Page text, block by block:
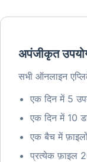
अपंजीकृत
सभी ऑनलाइन
एक दिन में 5
एक दिन में 10
एक बैच में
प्रत्येक फ़ाइल